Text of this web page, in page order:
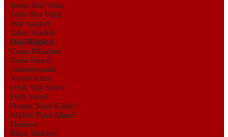
Bursa İftar Vakti
İzmir İftar Vakti
İftar Saatleri
Sahur Saatleri
Dini Bilgileri
Cuma Mesajları
Yasin Suresi
Amenerrasulü
Ayetel Kürsi
Felak Nas Suresi
Fetih Suresi
Namaz Nasıl Kılınır?
Abdest Nasıl Alınır?
Hadisler
Rüya Tabirleri